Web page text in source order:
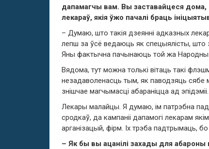
дапамагчы вам. Вы заставайцеся
лекараў, якія ўжо пачалі браць
– Думаю, што такія дзеянні адказных
лепш за ўсё ведаюць як спецыялісты,
Яны фактычна пачынаюць той жа Народны
Вядома, тут можна толькі вітаць такі
незадаволенасць тым, як паводзяць сябе
знішчае магчымасці абараніцца ад эпідэміі.
Лекары малайцы. Я думаю, ім патрэбна
сродкаў, да кампаніі дапамогі лекарам
арганізацый, фірм. Іх трэба падтрымаць,
– Як бы вы ацанілі захады для абароны